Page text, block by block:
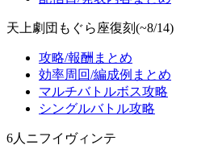
天上劇団もぐら座復刻(~8/14)
攻略/報酬まとめ
効率周回/編成例まとめ
マルチバトルボス攻略
シングルバトル攻略
6人ニフイヴィンテ